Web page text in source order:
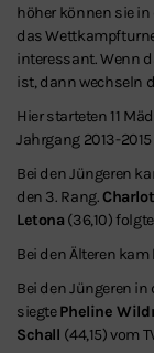
höher können sie
das
interessant. Wenn
ist, dann wechseln
Hier starteten 11
Jahrgang 2013-
Bei den Jüngeren
den 3. Rang.
Letona (36,10)
Bei den Älteren kam
Bei den Jüngeren
siegtePheline
Schall (44,15) vom